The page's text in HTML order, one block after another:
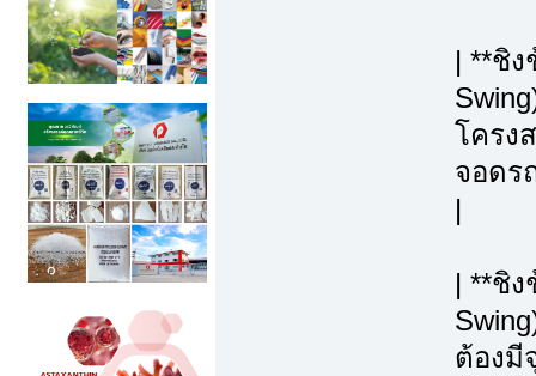
| **ชิ
โครง
จอดร
|
| **ชิ
ต้องมี